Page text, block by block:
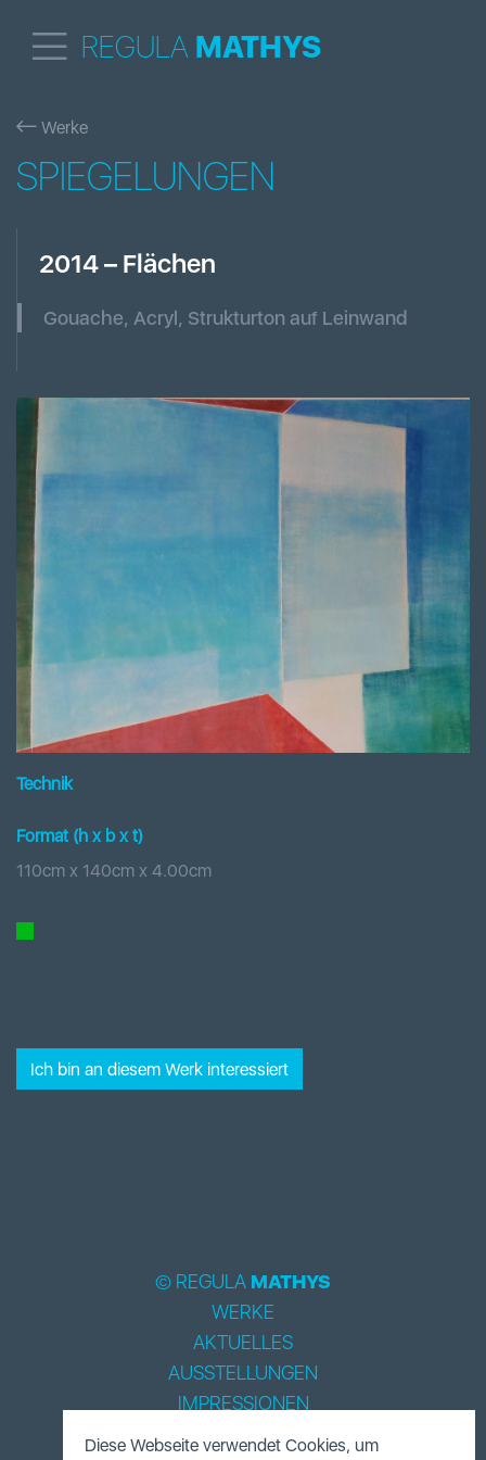
REGULA MATHYS
Werke
SPIEGELUNGEN
2014– Flächen
Gouache, Acryl, Strukturton auf Leinwand
Technik
Format (h x bx t)
110cm x 140cm x 4.00cm
Ich bin an diesem Werk interessiert
© REGULA MATHYS
WERKE
AKTUELLES
AUSSTELLUNGEN
IMPRESSIONEN
BIOGRAPHIE
Diese Webseite verwendet Cookies, um